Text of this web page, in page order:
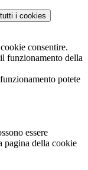
i cookies
consentire.
funzionamento della
potete
essere
pagina della cookie